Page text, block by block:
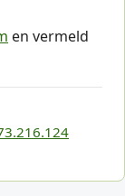
en vermeld